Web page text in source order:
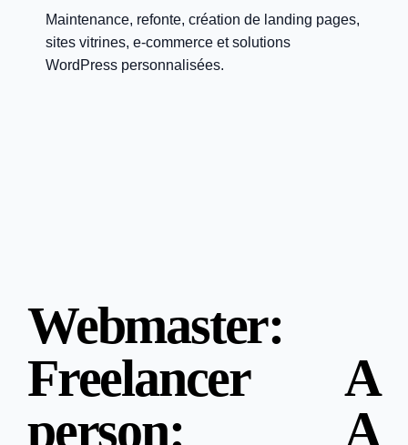
Maintenance, refonte, création de landing pages,
sites vitrines, e-commerce et solutions
WordPress personnalisées.
Webmaster:
Freelancer A
person: A